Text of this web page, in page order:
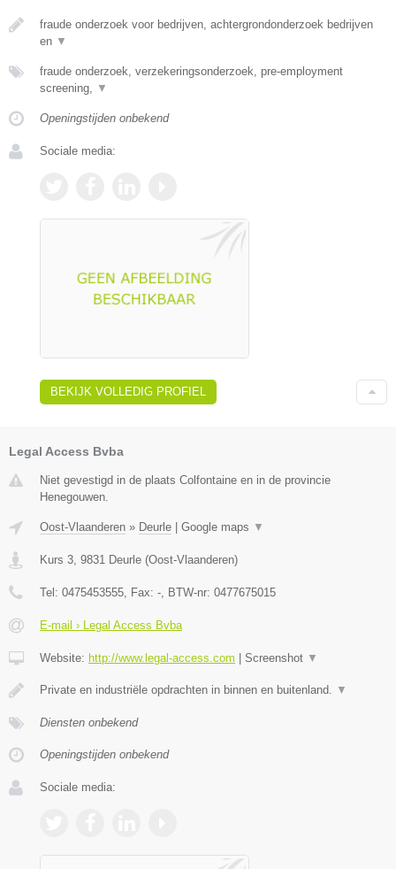
fraude onderzoek voor bedrijven, achtergrondonderzoek bedrijven
en ▼
fraude onderzoek, verzekeringsonderzoek, pre-employment
screening,
▼
Openingstijden onbekend
Sociale media:
BEKIJK VOLLEDIG PROFIEL
Legal Access Bvba
Niet gevestigd in de plaats Colfontaine en in de provincie
Henegouwen.
Oost-Vlaanderen » Deurle Google maps ▼
Kurs 3, 9831 Deurle (Oost-Vlaanderen)
Tel: 0475453555, Fax: -, BTW-nr: 0477675015
E-mail › Legal Access Bvba
Website: http://www.legal-access.com Screenshot ▼
Private en industriële opdrachten in binnen en buitenland. ▼
Diensten onbekend
Openingstijden onbekend
Sociale media: